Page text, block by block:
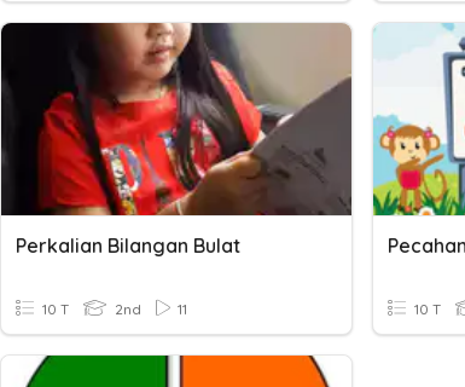
Perkalian Bilangan Bulat
10 T 2nd 11
Pecahan
10 T